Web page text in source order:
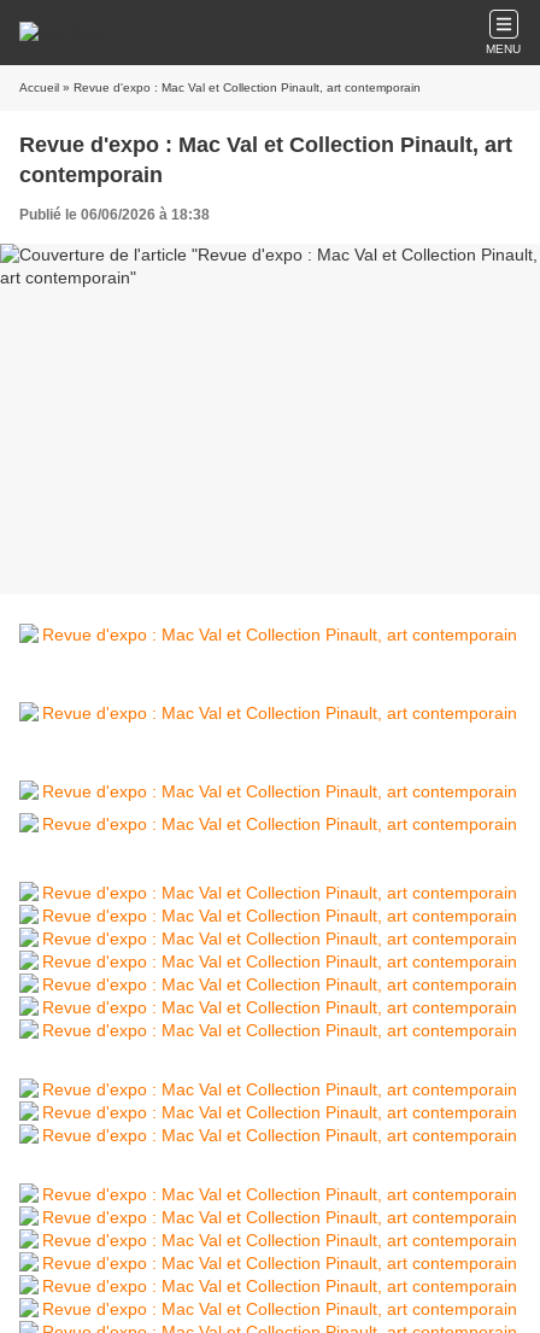
MENU
Accueil » Revue d'expo : Mac Val et Collection Pinault, art contemporain
Revue d'expo : Mac Val et Collection Pinault, art
contemporain
Publié le 06/06/2026 à 18:38